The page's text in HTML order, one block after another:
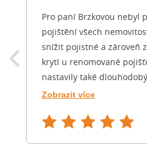
Pro paní Brzkovou nebyl
pojištění všech
snížit pojistné a zároveň
krytí u renomované
nastavily také
důrazem na důstojný
ani komunikovat s
Zobrazit více